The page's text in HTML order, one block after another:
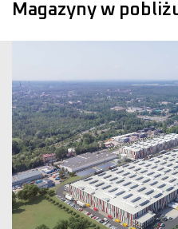
Magazyny w